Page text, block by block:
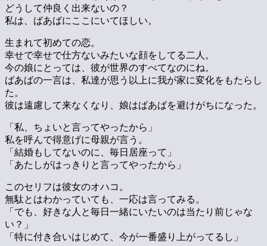
どうして仲良く出来ないの？
私は、ばあばにここにいてほしい。
生まれて初めての恋。
幸せで幸せで仕方ないみたいな顔をしてる二人。
今の娘にとっては、彼が世界のすべてなのにね。
ばあばの一言は、私達が思う以上に我が家に変化をもたらし
た。
彼は遠慮して来なくなり、娘はばあばを避けがちになった。
「私、ちょいと言ってやったから」
私を呼んで得意げに母親が言う。
「結婚もしてないのに、毎日居座って」
「あたしがはっきりと言ってやったから」
このセリフは彼女のオハコ。
無駄とはわかっていても、一応は言ってみる。
「でも、好きな人と毎日一緒にいたいのは当たり前じゃな
い？」
「特に付き合いはじめて、今が一番盛り上がってるし」